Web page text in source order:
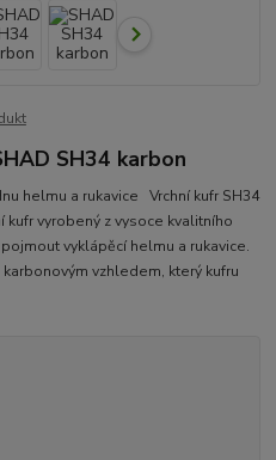
SH34 karbon
helmu a rukavice Vrchní kufr SH34
kufr vyrobený z vysoce kvalitního
vyklápěcí helmu a rukavice.
vzhledem, který kufru